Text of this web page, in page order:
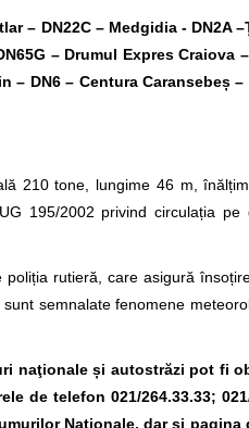
– DN22C – Medgidia - DN2A
– Drumul Expres
– DN6 – Centura Caransebeș
210 tone, lungime 46 m,
195/2002 privind circulația
rutieră, care asigură
semnalate fenomene
naţionale și autostrăzi pot fi
de telefon 021/264.33.33;
Naţionale, dar și pagina